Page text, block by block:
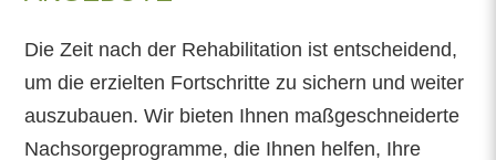
Die Zeit nach der Rehabilitation ist entscheidend,
um die erzielten Fortschritte zu sichern und weiter
auszubauen. Wir bieten Ihnen maßgeschneiderte
Nachsorgeprogramme, die Ihnen helfen, Ihre